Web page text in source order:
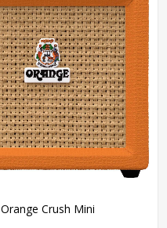
Orange Crush Mini